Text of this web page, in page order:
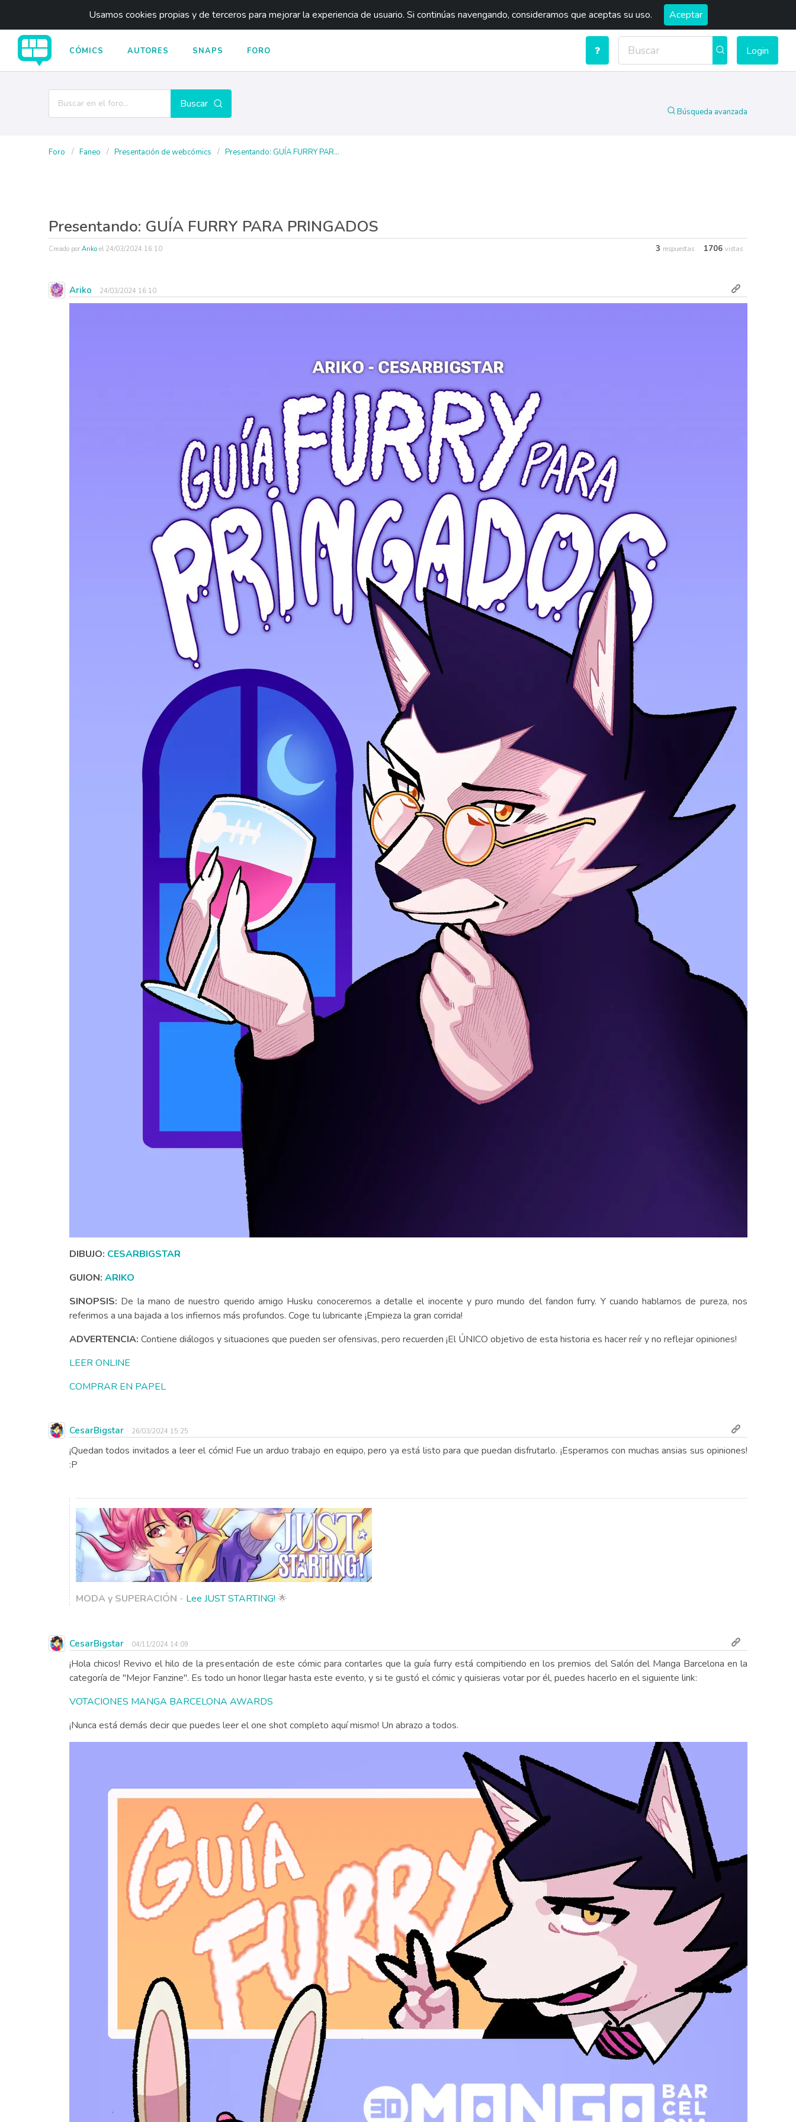
Usamos cookies propias y de terceros para mejorar la experiencia de usuario. Si continúas navengando, consideramos que aceptas su uso. Aceptar
CÓMICS AUTORES SNAPS FORO Login
Buscar
Búsqueda avanzada
Foro Faneo Presentación de webcómics Presentando: GUÍA FURRY PAR...
Presentando: GUÍA FURRY PARA PRINGADOS
Creado por Ariko el 24/03/2024 16:10 3 respuestas 1706 vistas
Ariko 24/03/2024 16:10
DIBUJO: CESARBIGSTAR
GUION: ARIKO
SINOPSIS: De la mano de nuestro querido amigo Husku conoceremos a detalle el inocente y puro mundo del fandon furry. Y cuando hablamos de pureza, nos
referimos a una bajada a los infiernos más profundos. Coge tu lubricante ¡Empieza la gran corrida!
ADVERTENCIA: Contiene diálogos y situaciones que pueden ser ofensivas, pero recuerden ¡El ÚNICO objetivo de esta historia es hacer reír y no reflejar opiniones!
LEER ONLINE
COMPRAR EN PAPEL
CesarBigstar 26/03/2024 15:25
¡Quedan todos invitados a leer el cómic! Fue un arduo trabajo en equipo, pero ya está listo para que puedan disfrutarlo. ¡Esperamos con muchas ansias sus opiniones!
:P
MODA y SUPERACIÓN - Lee JUST STARTING! 🌟
CesarBigstar 04/11/2024 14:09
¡Hola chicos! Revivo el hilo de la presentación de este cómic para contarles que la guía furry está compitiendo en los premios del Salón del Manga Barcelona en la
categoría de "Mejor Fanzine". Es todo un honor llegar hasta este evento, y si te gustó el cómic y quisieras votar por él, puedes hacerlo en el siguiente link:
VOTACIONES MANGA BARCELONA AWARDS
¡Nunca está demás decir que puedes leer el one shot completo aquí mismo! Un abrazo a todos.